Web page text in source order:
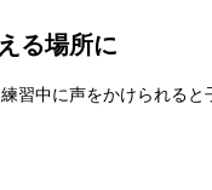
る場所に
習中に声をかけられる